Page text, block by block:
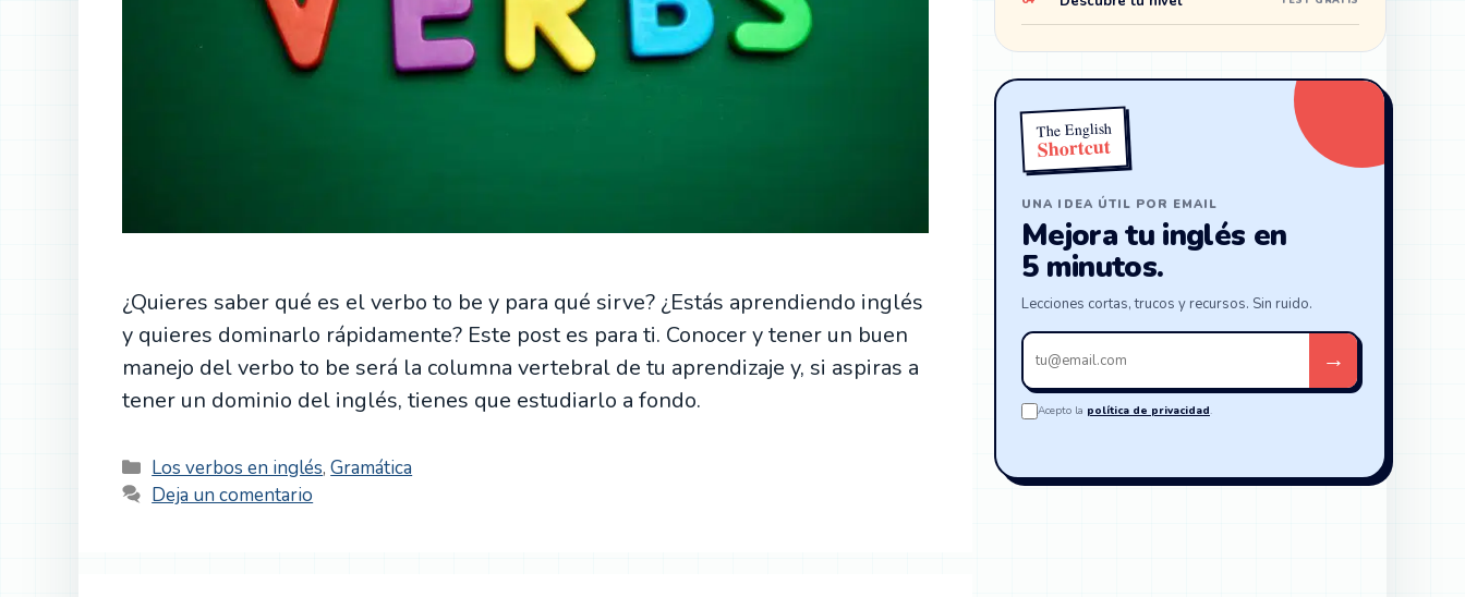
¿Quieres saber qué es el verbo to be y para qué sirve? ¿Estás aprendiendo inglés
y quieres dominarlo rápidamente? Este post es para ti. Conocer y tener un buen
manejo del verbo to be será la columna vertebral de tu aprendizaje y, si aspiras a
tener un dominio del inglés, tienes que estudiarlo a fondo.
Categorías
Los verbos en inglés,Gramática
Deja un comentario
The English
Shortcut
UNA IDEA ÚTIL POR EMAIL
Mejora tu inglés en
5 minutos.
Lecciones cortas, trucos y recursos. Sin ruido.
Tu
email
→
Acepto la política de privacidad.